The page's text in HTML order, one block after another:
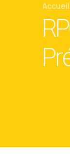
Accueil